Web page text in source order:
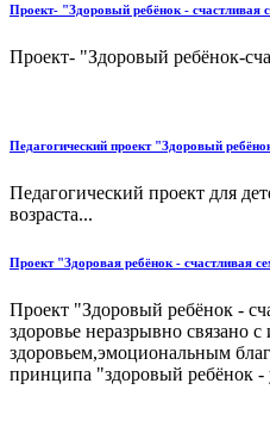
Проект- "Здоровый ребёнок - счастливая
Проект- "Здоровый ребёнок-
Педагогический проект "Здоровый
Педагогический проект для
возраста...
Проект "Здоровая ребёнок - счастливая
Проект "Здоровый ребёнок -
здоровье неразрывно связано
здоровьем,эмоциональным
принципа "здоровый ребёнок -